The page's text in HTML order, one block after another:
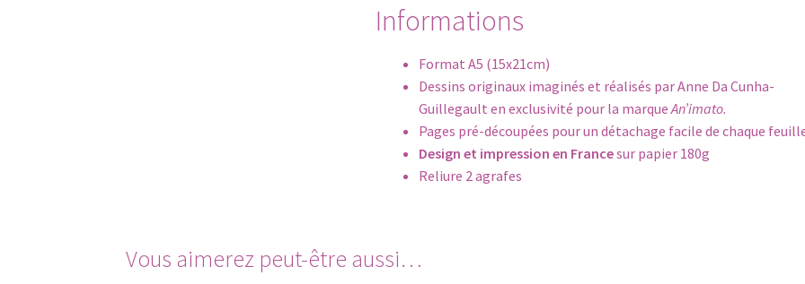
Informations
Format A5 (15x21cm)
Dessins originaux imaginés et réalisés par Anne Da Cunha-
Guillegault en exclusivité pour la marqueAn’imato.
Pages pré-découpées pour un détachage facile de chaque
Design et impression en Francesur papier 180g
Reliure 2 agrafes
Vous aimerez peut-être aussi…